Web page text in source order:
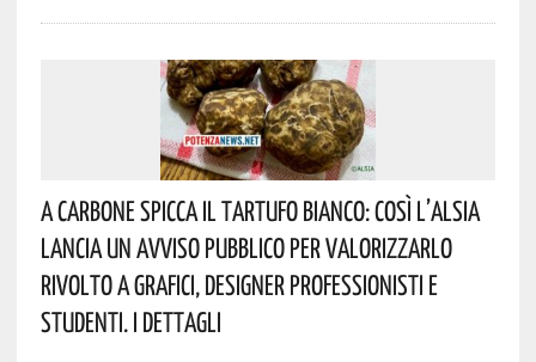
A Carbone Spicca Il Tartufo Bianco: Così L’Alsia
Lancia Un Avviso Pubblico Per Valorizzarlo
Rivolto A Grafici, Designer Professionisti E
Studenti. I Dettagli